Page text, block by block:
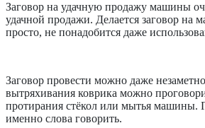
Заговор на удачную продажу машины
удачной продажи. Делается заговор на
просто, не понадобится даже
Заговор провести можно даже
вытряхивания коврика можно
протирания стёкол или мытья машины.
именно слова говорить.